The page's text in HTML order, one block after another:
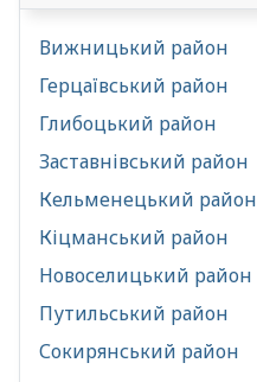
Вижницький район
Герцаївський район
Глибоцький район
Заставнівський район
Кельменецький район
Кіцманський район
Новоселицький район
Путильський район
Сокирянський район